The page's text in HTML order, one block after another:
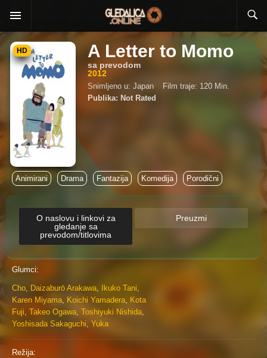
HD A Letter to Momo
sa prevodom
2012
Snimljeno u: Japan
Film traje: 120 Min.
Publika: Not Rated
Animirani Drama Fantazija Komedija Porodični
O naslovu i linkovi za
gledanje sa
prevodom/titlovima
Preuzmi
Glumci:
Cho, Daizaburō Arakawa, Ikuko Tani,
Karen Miyama, Koichi Yamadera, Kota
Fuji, Takeo Ogawa, Toshiyuki Nishida,
Yoshisada Sakaguchi, Yuka
Režija: